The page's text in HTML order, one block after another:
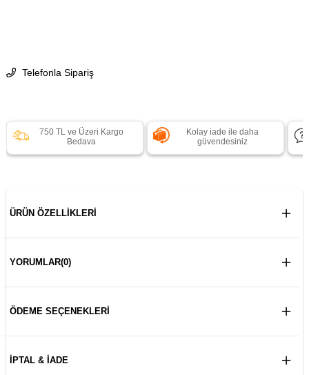
Telefonla Sipariş
750 TL ve Üzeri Kargo
Bedava
Kolay iade ile daha
güvendesiniz
ÜRÜN ÖZELLIKLERI
YORUMLAR(0)
ÖDEME SEÇENEKLERI
İPTAL & İADE